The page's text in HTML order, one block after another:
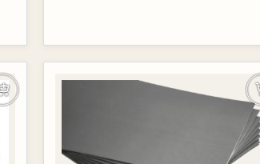
Добавяне в количката